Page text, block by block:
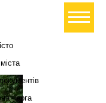
черга